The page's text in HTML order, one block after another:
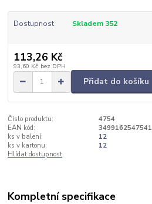
Dostupnost Skladem 352
113,26 Kč
93,60 Kč bez DPH
Přidat do košíku
Číslo produktu:
4754
EAN kód:
3499162547541
ks v balení:
12
ks v kartonu:
12
Hlídat dostupnost
Kompletní specifikace